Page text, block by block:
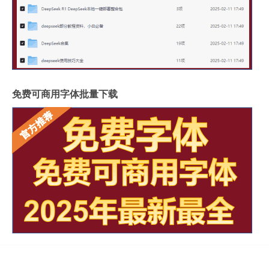
免费可商用字体批量下载